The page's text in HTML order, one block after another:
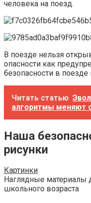
человека на поезд.
В поезде нельзя
опасности как
безопасности в
Читать статью
алгоритмы меняют
Наша
рисунки
Картинки
Наглядные материалы
школьного возраста